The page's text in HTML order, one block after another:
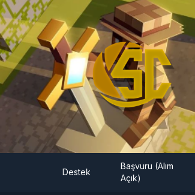
Destek
Başvuru (Alım
Açık)